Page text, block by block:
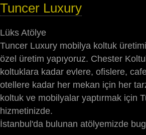
Tuncer Luxury
Lüks Atölye
Tuncer Luxury mobilya koltuk
özel üretim yapıyoruz. Chester
koltuklara kadar evlere, ofislere,
otellere kadar her mekan için her
koltuk ve mobilyalar yaptırmak için
hizmetinizde.
İstanbul'da bulunan atölyemizde